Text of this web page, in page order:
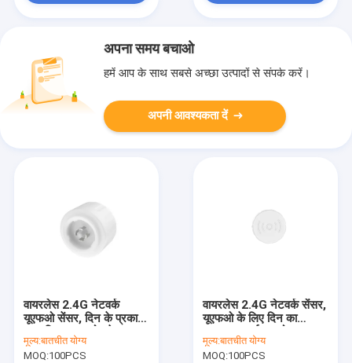
अपना समय बचाओ
हमें आप के साथ सबसे अच्छा उत्पादों से संपर्क करें।
अपनी आवश्यकता दें
वायरलेस 2.4G नेटवर्क
यूएफओ सेंसर, दिन के प्रकाश
प्राथमिकता समारोह के साथ,
0-10V डिमिंग आउटपुट
मूल्य:बातचीत योग्य
MOQ:100PCS
वायरलेस 2.4G नेटवर्क सेंसर,
यूएफओ के लिए दिन का
प्रकाश कटाई समारोह, 12m
अधिकतम माउंटिंग ऊंचाई
मूल्य:बातचीत योग्य
MOQ:100PCS